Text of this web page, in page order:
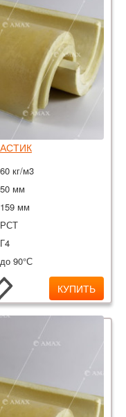
60 кг/м3
50 мм
159 мм
РСТ
Г4
до 90°С
КУПИТЬ